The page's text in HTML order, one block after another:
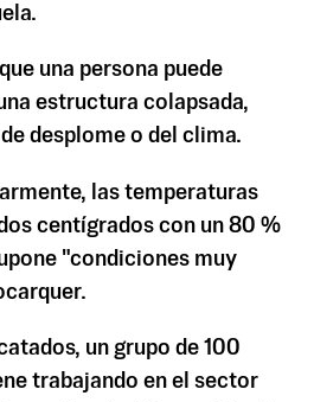
una persona puede
estructura colapsada,
desplome o del clima.
las temperaturas
centígrados con un 80 %
"condiciones muy
un grupo de 100
trabajando en el sector